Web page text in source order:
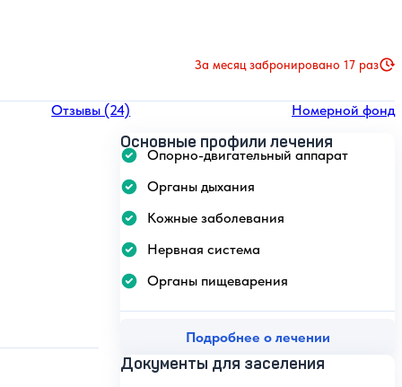
За месяц забронировано 17 раз
Отзывы (24) Номерной фонд
Основные профили лечения
Опорно-двигательный аппарат
Органы дыхания
Кожные заболевания
Нервная система
Органы пищеварения
Подробнее о лечении
Документы для заселения